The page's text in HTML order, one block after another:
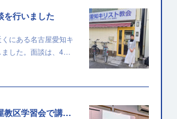
を行いました
にある名古屋愛知キ
ました。面談は、4…
カトリック名古屋教区学習会で講演を行いました